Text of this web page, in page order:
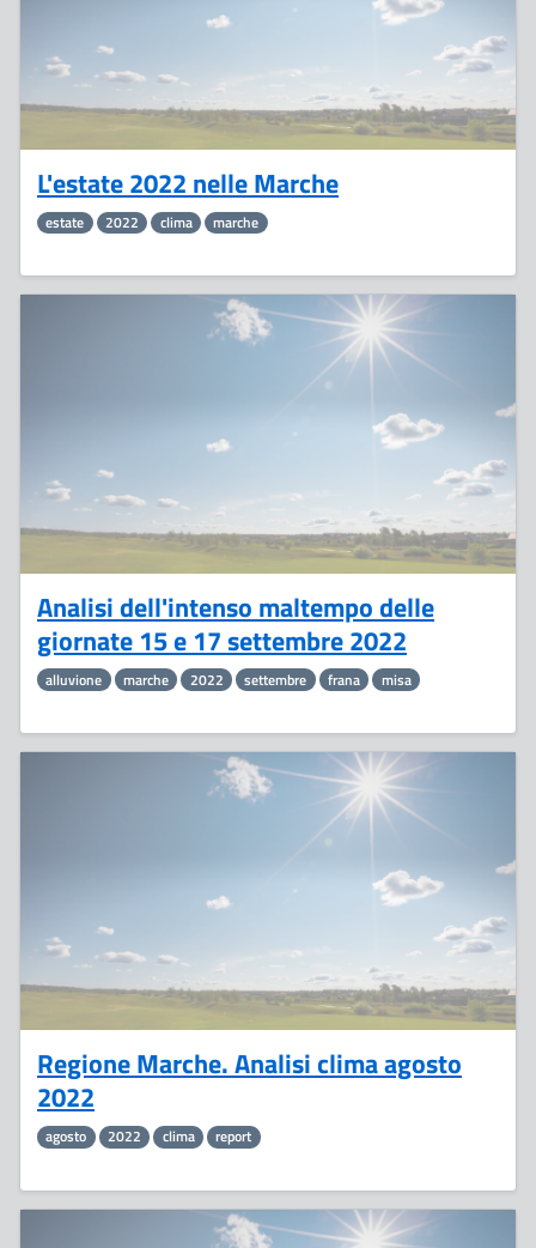
L'estate 2022 nelle Marche
estate 2022 clima marche
Analisi dell'intenso maltempo delle
giornate 15 e 17 settembre 2022
alluvione marche 2022 settembre frana misa
Regione Marche. Analisi clima agosto
2022
agosto 2022 clima report